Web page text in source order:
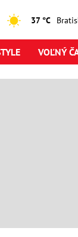
37 °C
VOĽNÝ